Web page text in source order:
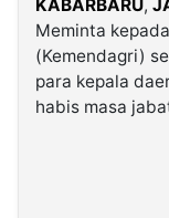
Kabarbaru.co
2026
KABARBARU,
Meminta
(Kemendagri)
para kepala
habis masa